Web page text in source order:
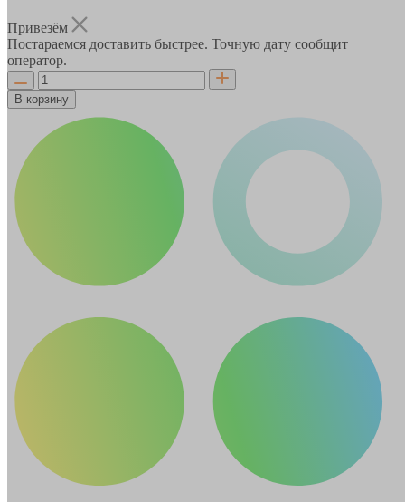
Привезём
Постараемся доставить быстрее. Точную дату сообщит
оператор.
В корзину